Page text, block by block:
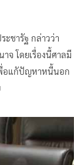
ชารัฐ กล่าวว่า
จ โดยเรื่องนี้ศาลมี
พื่อแกัปัญหาหนี้นอก